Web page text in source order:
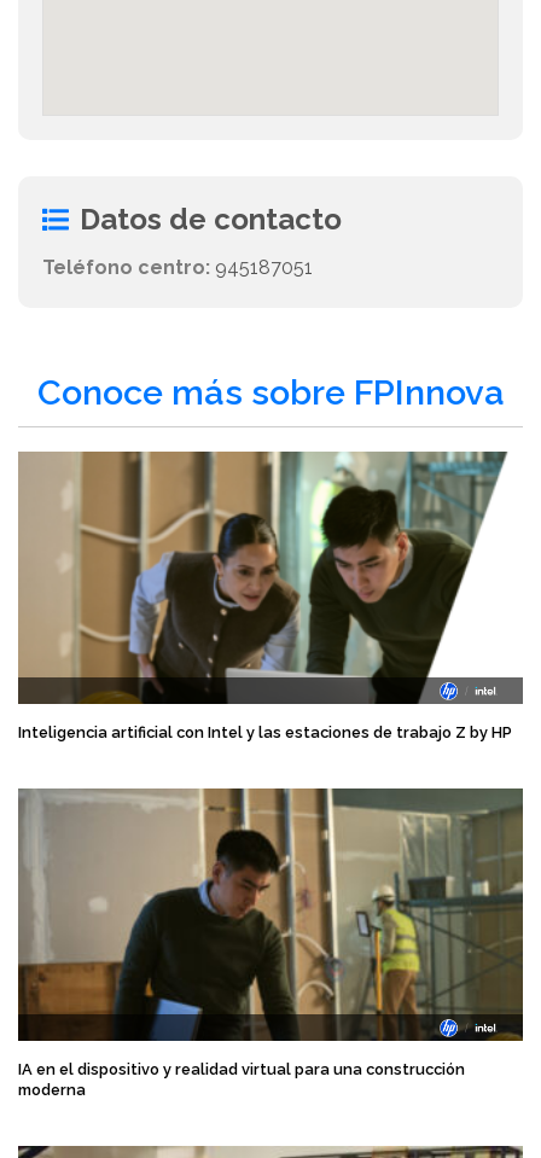
Datos de contacto
Teléfono centro: 945187051
Conoce más sobre FPInnova
Inteligencia artificial con Intel y las estaciones de trabajo Z by HP
IA en el dispositivo y realidad virtual para una construcción
moderna